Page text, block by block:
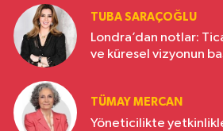
TUBA SARAÇOĞLU
Londra’dan notlar:
ve küresel vizyonun
TÜMAY MERCAN
Yöneticilikte